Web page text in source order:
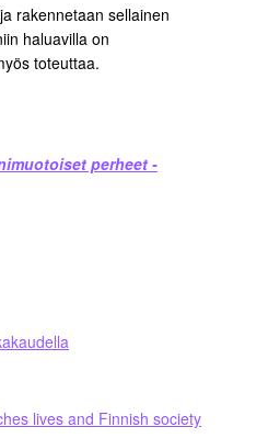
rakennetaan sellainen
haluavilla on
toteuttaa.
perheet -
lives and Finnish society